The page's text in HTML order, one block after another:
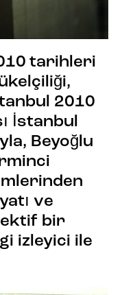
tarihleri
2010
İstanbul
Beyoğlu
ve
bir
izleyici ile